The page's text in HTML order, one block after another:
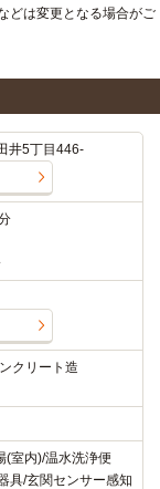
どは変更となる場合がご
井5丁目446-
クリート造
(室内)/温水洗浄便
具/玄関センサー感知